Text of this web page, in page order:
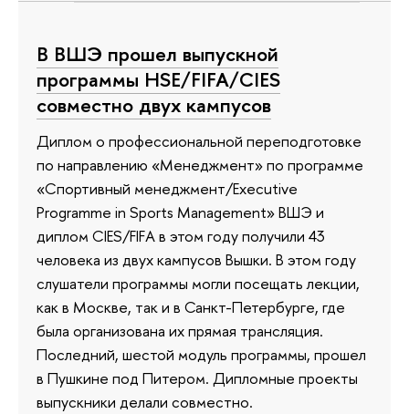
В ВШЭ прошел выпускной
программы HSE/FIFA/CIES
совместно двух кампусов
Диплом о профессиональной переподготовке
по направлению «Менеджмент» по программе
«Спортивный менеджмент/Executive
Programme in Sports Management» ВШЭ и
диплом CIES/FIFA в этом году получили 43
человека из двух кампусов Вышки. В этом году
слушатели программы могли посещать лекции,
как в Москве, так и в Санкт-Петербурге, где
была организована их прямая трансляция.
Последний, шестой модуль программы, прошел
в Пушкине под Питером. Дипломные проекты
выпускники делали совместно.